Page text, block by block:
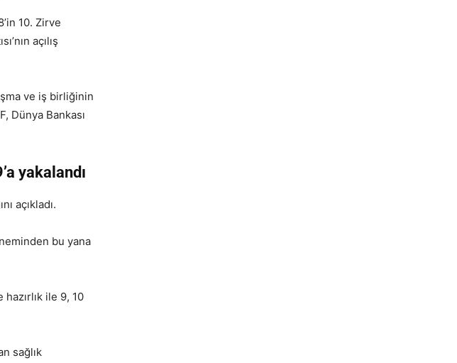
10. Zirve
açılış
ve iş birliğinin
Dünya Bankası
yakalandı
açıkladı.
bu yana
ile 9, 10
sağlık